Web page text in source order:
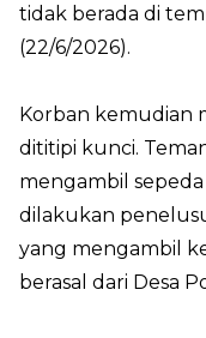
tidak berada di
(22/6/2026).
Korban kemudian
dititipi kunci.
mengambil
dilakukan
yang mengambil
berasal dari Desa